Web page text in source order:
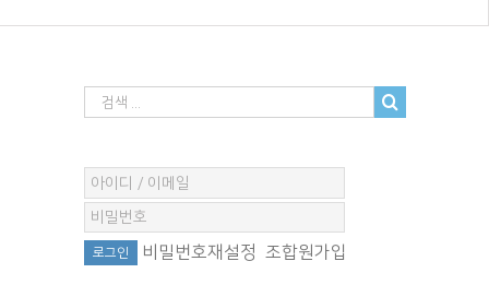
비밀번호재설정 조합원가입